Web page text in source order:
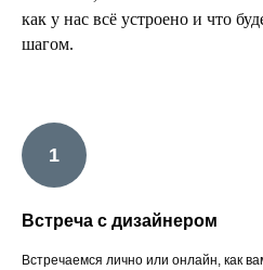
как у нас всё устроено и что
шагом.
Встреча с дизайнером
Встречаемся лично или онлайн, как